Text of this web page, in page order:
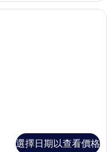
Bed, Standard | 客房內
選擇日期以查看價格